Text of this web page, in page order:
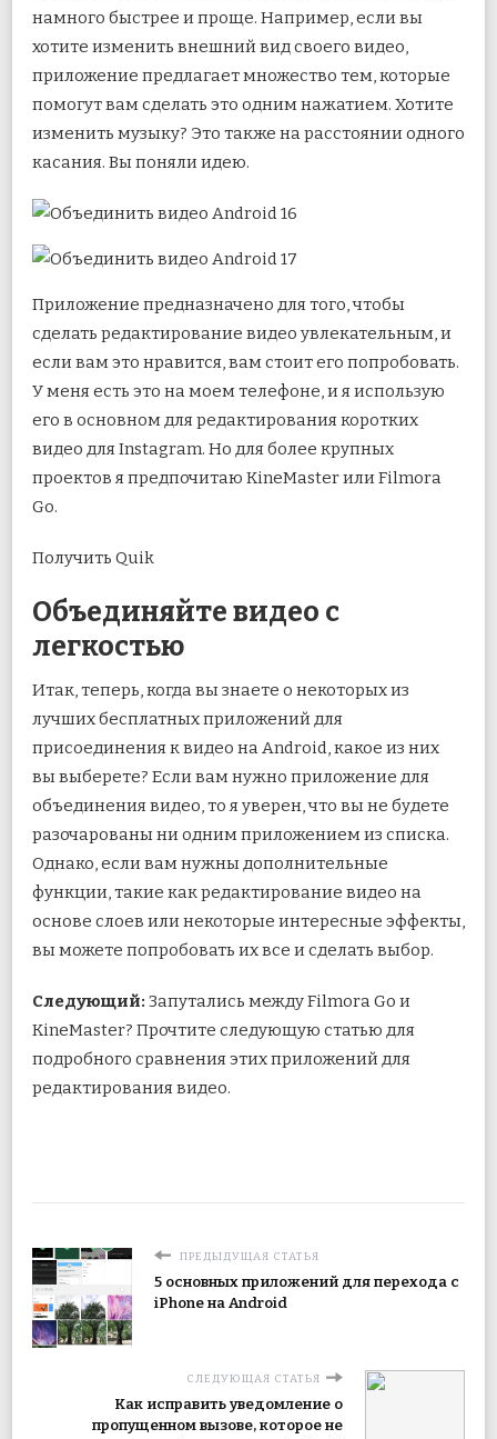
намного быстрее и проще. Например, если вы
хотите изменить внешний вид своего видео,
приложение предлагает множество тем, которые
помогут вам сделать это одним нажатием. Хотите
изменить музыку? Это также на расстоянии одного
касания. Вы поняли идею.
Приложение предназначено для того, чтобы
сделать редактирование видео увлекательным, и
если вам это нравится, вам стоит его попробовать.
У меня есть это на моем телефоне, и я использую
его в основном для редактирования коротких
видео для Instagram. Но для более крупных
проектов я предпочитаю KineMaster или Filmora
Go.
Получить Quik
Объединяйте видео с
легкостью
Итак, теперь, когда вы знаете о некоторых из
лучших бесплатных приложений для
присоединения к видео на Android, какое из них
вы выберете? Если вам нужно приложение для
объединения видео, то я уверен, что вы не будете
разочарованы ни одним приложением из списка.
Однако, если вам нужны дополнительные
функции, такие как редактирование видео на
основе слоев или некоторые интересные эффекты,
вы можете попробовать их все и сделать выбор.
Следующий: Запутались между Filmora Go и
KineMaster? Прочтите следующую статью для
подробного сравнения этих приложений для
редактирования видео.
ПРЕДЫДУЩАЯ СТАТЬЯ
5 основных приложений для перехода с
iPhone на Android
СЛЕДУЮЩАЯ СТАТЬЯ
Как исправить уведомление о
пропущенном вызове, которое не